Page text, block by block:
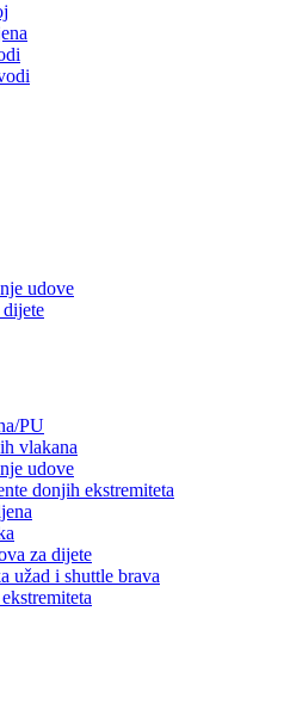
udove
PU
vlakana
udove
donjih ekstremiteta
za dijete
užad i shuttle brava